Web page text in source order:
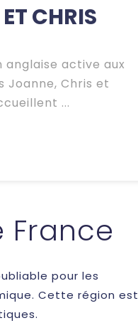
CHRIS
anglaise active aux
Joanne, Chris et
pour les
Cette région est